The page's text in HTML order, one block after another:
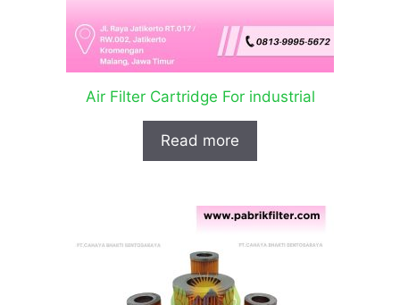
Air Filter Cartridge For industrial
Read more